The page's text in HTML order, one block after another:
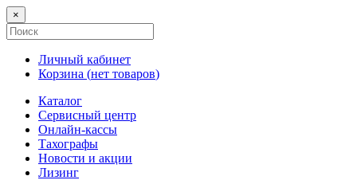
×
Личный кабинет
Корзина (нет товаров)
Каталог
Сервисный центр
Онлайн-кассы
Тахографы
Новости и акции
Лизинг